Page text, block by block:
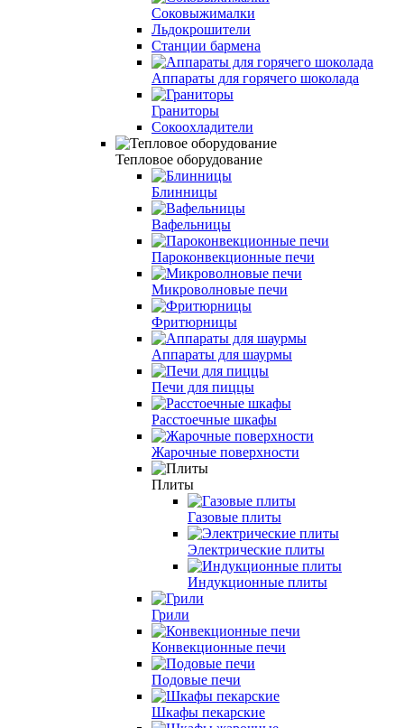
Соковыжималки
Льдокрошители
Станции бармена
Аппараты для горячего шоколада
Граниторы
Сокоохладители
Тепловое оборудование
Блинницы
Вафельницы
Пароконвекционные печи
Микроволновые печи
Фритюрницы
Аппараты для шаурмы
Печи для пиццы
Расстоечные шкафы
Жарочные поверхности
Плиты
Газовые плиты
Электрические плиты
Индукционные плиты
Грили
Конвекционные печи
Подовые печи
Шкафы пекарские